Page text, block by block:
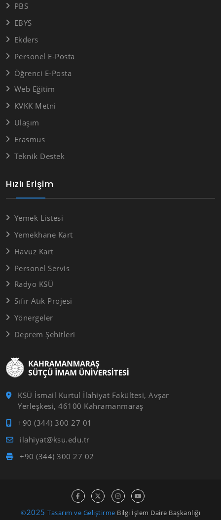
KSÜ İsmail Kurtul İlahiyat Fakültesi, Avşar
Yerleşkesi, 46100 Kahramanmaraş
+90 (344) 300 27 01
ilahiyat@ksu.edu.tr
+90 (344) 300 27 02
Hızlı Erişim
Yemek Listesi
Yemekhane Kart
Havuz Kart
Personel Servis
Radyo KSÜ
Sıfır Atık Projesi
Yönergeler
Deprem Şehitleri
PBS
EBYS
Ekders
Personel E-Posta
Öğrenci E-Posta
Web Eğitim
KVKK Metni
Ulaşım
Erasmus
Teknik Destek
©2025 Tasarım ve Geliştirme Bilgi İşlem Daire Başkanlığı